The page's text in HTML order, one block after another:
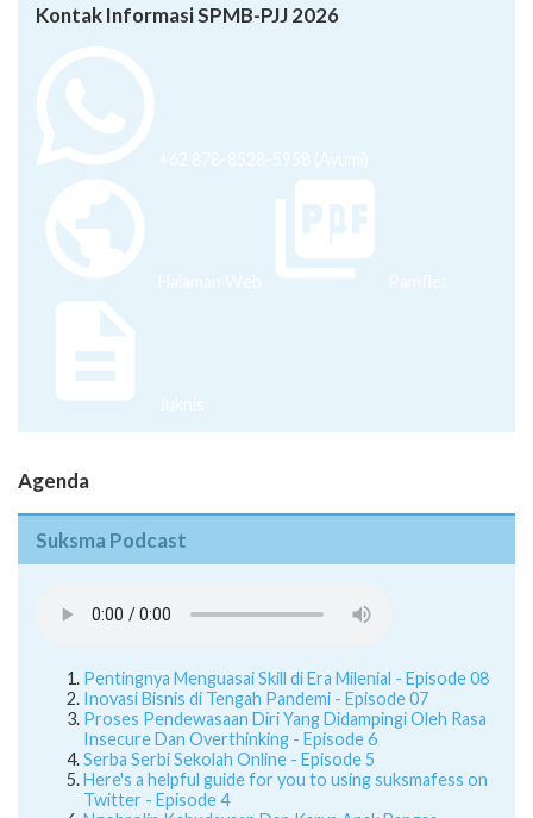
Kontak Informasi SPMB-PJJ 2026
+62 878-8528-5958 (Ayumi)
Halaman Web Pamflet
Juknis
Agenda
Suksma Podcast
Pentingnya Menguasai Skill di Era Milenial - Episode 08
Inovasi Bisnis di Tengah Pandemi - Episode 07
Proses Pendewasaan Diri Yang Didampingi Oleh Rasa
Insecure Dan Overthinking - Episode 6
Serba Serbi Sekolah Online - Episode 5
Here's a helpful guide for you to using suksmafess on
Twitter - Episode 4